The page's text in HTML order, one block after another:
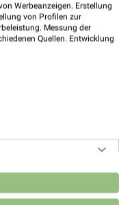
Werbeanzeigen. Erstellung
von Profilen zur
Messung der
Quellen. Entwicklung